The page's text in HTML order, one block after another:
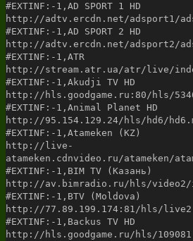
#EXTINF:-1,AD SPORT 1 HD
http://adtv.ercdn.net/adsport1/
#EXTINF:-1,AD SPORT 2 HD
http://adtv.ercdn.net/adsport2/
#EXTINF:-1,ATR
http://stream.atr.ua/atr/live/
#EXTINF:-1,Akudji TV HD
http://hls.goodgame.ru:80/hls/
#EXTINF:-1,Animal Planet HD
http://95.154.129.24/hls/hd6/
#EXTINF:-1,Atameken (KZ)
http://live-
atameken.cdnvideo.ru/atameken/
#EXTINF:-1,BIM TV (Казань)
http://av.bimradio.ru/hls/video2/
#EXTINF:-1,BTV (Moldova)
http://77.89.199.174:81/hls/
#EXTINF:-1,Backus TV HD
http://hls.goodgame.ru/hls/